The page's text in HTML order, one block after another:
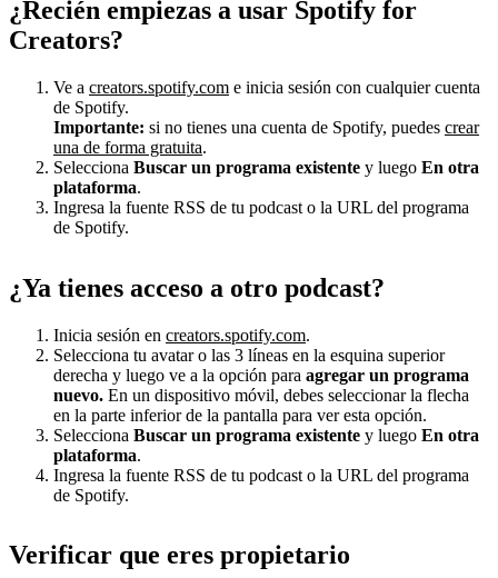
¿Recién empiezas a usar Spotify for
Creators?
Ve a creators.spotify.com e inicia sesión con cualquier cuenta
de Spotify.
Importante: si no tienes una cuenta de Spotify, puedes crear
una de forma gratuita.
Selecciona Buscar un programa existente y luego En otra
plataforma.
Ingresa la fuente RSS de tu podcast o la URL del programa
de Spotify.
¿Ya tienes acceso a otro podcast?
Inicia sesión en creators.spotify.com.
Selecciona tu avatar o las 3 líneas en la esquina superior
derecha y luego ve a la opción para agregar un programa
nuevo. En un dispositivo móvil, debes seleccionar la flecha
en la parte inferior de la pantalla para ver esta opción.
Selecciona Buscar un programa existente y luego En otra
plataforma.
Ingresa la fuente RSS de tu podcast o la URL del programa
de Spotify.
Verificar que eres propietario